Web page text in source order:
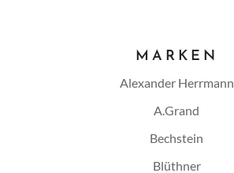
MARKEN
Alexander Herrmann
A.Grand
Bechstein
Blüthner